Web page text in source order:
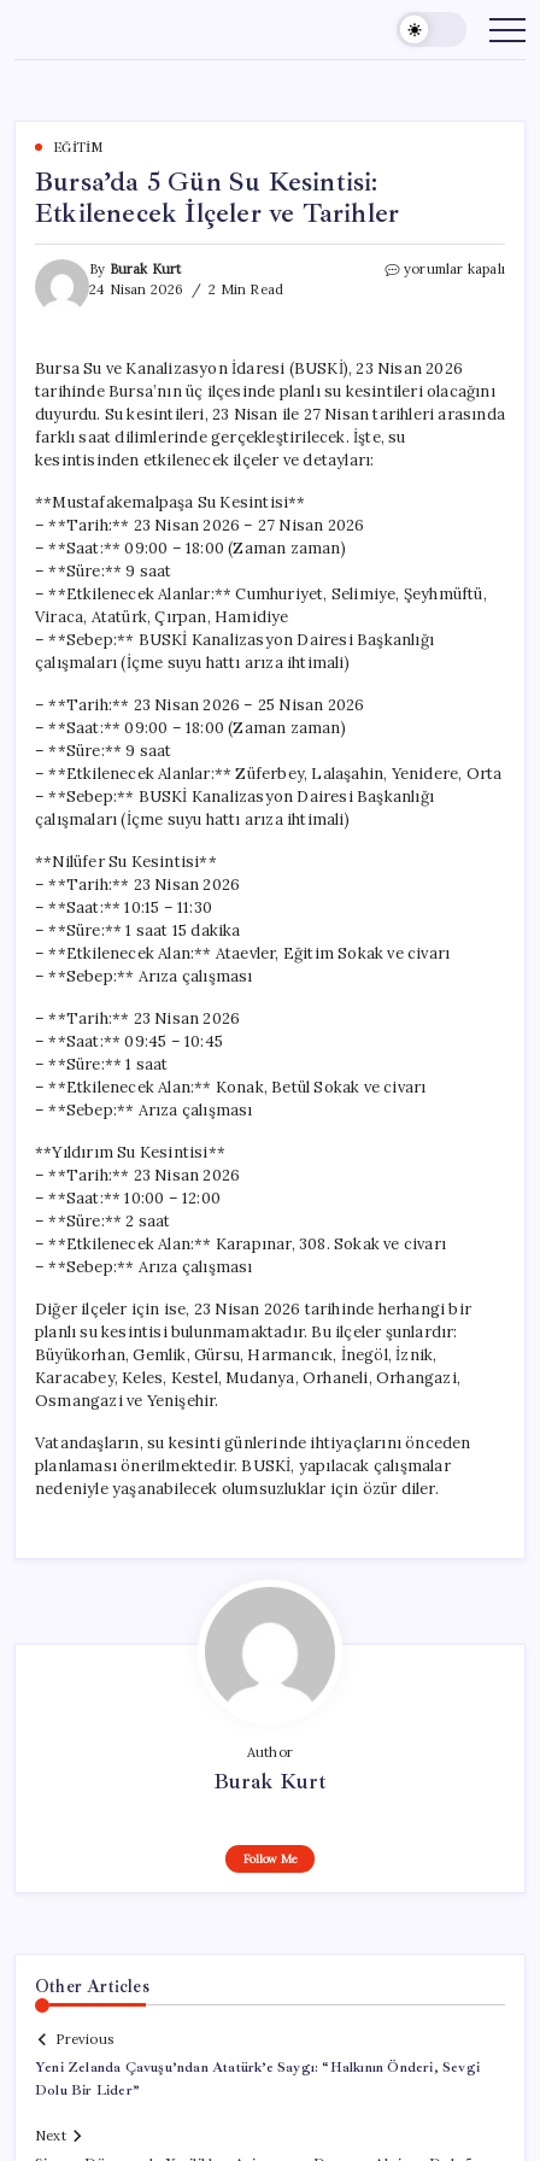
content
EĞITIM
Bursa’da 5 Gün Su Kesintisi:
Etkilenecek İlçeler ve Tarihler
By Burak Kurt
24 Nisan 2026
2 Min Read
Bursa’da
Etkilenecek
İlçeler
ve
Tarihler
yorumlar kapalı
Bursa Su ve Kanalizasyon İdaresi (BUSKİ), 23 Nisan 2026
tarihinde Bursa’nın üç ilçesinde planlı su kesintileri olacağını
duyurdu. Su kesintileri, 23 Nisan ile 27 Nisan tarihleri arasında
farklı saat dilimlerinde gerçekleştirilecek. İşte, su
kesintisinden etkilenecek ilçeler ve detayları:
**Mustafakemalpaşa Su Kesintisi**
– **Tarih:** 23 Nisan 2026 – 27 Nisan 2026
– **Saat:** 09:00 – 18:00 (Zaman zaman)
– **Süre:** 9 saat
– **Etkilenecek Alanlar:** Cumhuriyet, Selimiye, Şeyhmüftü,
Viraca, Atatürk, Çırpan, Hamidiye
– **Sebep:** BUSKİ Kanalizasyon Dairesi Başkanlığı
çalışmaları (İçme suyu hattı arıza ihtimali)
– **Tarih:** 23 Nisan 2026 – 25 Nisan 2026
– **Saat:** 09:00 – 18:00 (Zaman zaman)
– **Süre:** 9 saat
– **Etkilenecek Alanlar:** Züferbey, Lalaşahin, Yenidere, Orta
– **Sebep:** BUSKİ Kanalizasyon Dairesi Başkanlığı
çalışmaları (İçme suyu hattı arıza ihtimali)
**Nilüfer Su Kesintisi**
– **Tarih:** 23 Nisan 2026
– **Saat:** 10:15 – 11:30
– **Süre:** 1 saat 15 dakika
– **Etkilenecek Alan:** Ataevler, Eğitim Sokak ve civarı
– **Sebep:** Arıza çalışması
– **Tarih:** 23 Nisan 2026
– **Saat:** 09:45 – 10:45
– **Süre:** 1 saat
– **Etkilenecek Alan:** Konak, Betül Sokak ve civarı
– **Sebep:** Arıza çalışması
**Yıldırım Su Kesintisi**
– **Tarih:** 23 Nisan 2026
– **Saat:** 10:00 – 12:00
– **Süre:** 2 saat
– **Etkilenecek Alan:** Karapınar, 308. Sokak ve civarı
– **Sebep:** Arıza çalışması
Diğer ilçeler için ise, 23 Nisan 2026 tarihinde herhangi bir
planlı su kesintisi bulunmamaktadır. Bu ilçeler şunlardır:
Büyükorhan, Gemlik, Gürsu, Harmancık, İnegöl, İznik,
Karacabey, Keles, Kestel, Mudanya, Orhaneli, Orhangazi,
Osmangazi ve Yenişehir.
Vatandaşların, su kesinti günlerinde ihtiyaçlarını önceden
planlaması önerilmektedir. BUSKİ, yapılacak çalışmalar
nedeniyle yaşanabilecek olumsuzluklar için özür diler.
Author
Burak Kurt
Follow Me
Other Articles
Previous
Yeni Zelanda Çavuşu’ndan Atatürk’e Saygı: “Halkının Önderi, Sevgi
Dolu Bir Lider”
Next